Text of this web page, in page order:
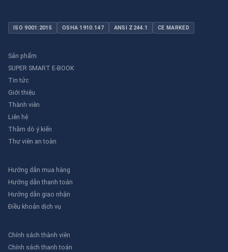
ISO 9001:2015 OSHA 1910.147 ANSI Z244.1 CE MARKED
Sản phẩm
SUPER SMART E-BOOK
Tin tức
Giới thiệu
Thành viên
Liên hệ
Thăm dò ý kiến
Thư viên an toàn
Hướng dẫn mua hàng
Hướng dẫn thanh toán
Hướng dẫn giao nhận
Điều khoản dịch vụ
Chính sách thành viên
Chính sách thanh toán